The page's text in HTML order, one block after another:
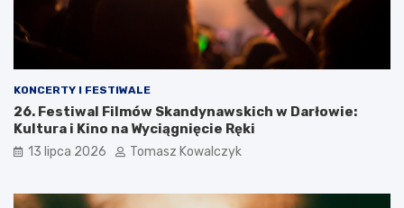
KONCERTY I FESTIWALE
26. Festiwal Filmów Skandynawskich w Darłowie:
Kultura i Kino na Wyciągnięcie Ręki
13 lipca 2026 Tomasz Kowalczyk